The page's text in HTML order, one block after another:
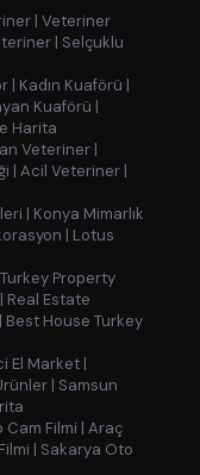
| Veteriner
| Selçuklu
| Kadın Kuaförü |
Kuaförü |
Harita
Veteriner |
| Acil Veteriner |
| Konya Mimarlık
| Lotus
Turkey Property
| Real Estate
| Best House Turkey
El Market |
| Samsun
Cam Filmi | Araç
| Sakarya Oto